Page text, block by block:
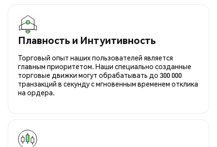
Плавность и Интуитивность
Торговый опыт наших пользователей является
главным приоритетом. Наши специально созданные
торговые движки могут обрабатывать до 300 000
транзакций в секунду с мгновенным временем отклика
на ордера.